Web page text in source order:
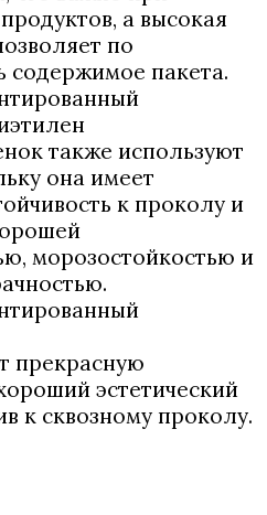
а высокая
по
содержимое пакета.
также используют
она имеет
к проколу и
морозостойкостью и
прекрасную
эстетический
к сквозному проколу.